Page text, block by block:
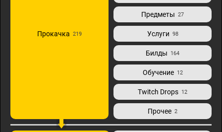
Прокачка 219
Предметы 27
Услуги 98
Билды 164
Обучение 12
Twitch Drops 12
Прочее 2